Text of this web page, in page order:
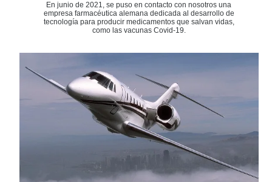
En junio de 2021, se puso en contacto con nosotros una
empresa farmacéutica alemana dedicada al desarrollo de
tecnología para producir medicamentos que salvan vidas,
como las vacunas Covid-19.